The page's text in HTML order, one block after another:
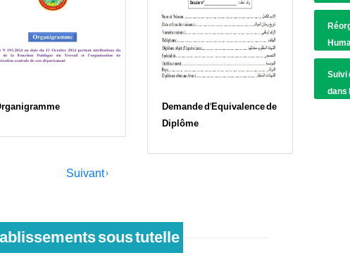
Demande d'Equivalence de
Diplôme
Page
Suivant ›
sous tutelle
Suivi
dans